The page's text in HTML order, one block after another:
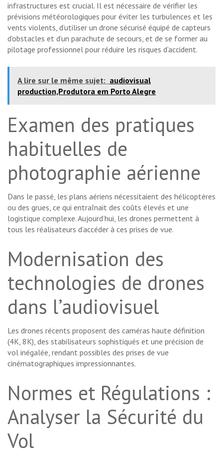
infrastructures est crucial. Il est nécessaire de vérifier les
prévisions météorologiques pour éviter les turbulences et les
vents violents, d’utiliser un drone sécurisé équipé de capteurs
d’obstacles et d’un parachute de secours, et de se former au
pilotage professionnel pour réduire les risques d’accident.
A lire sur le même sujet: audiovisual
production,Produtora em Porto Alegre
Examen des pratiques
habituelles de
photographie aérienne
Dans le passé, les plans aériens nécessitaient des hélicoptères
ou des grues, ce qui entraînait des coûts élevés et une
logistique complexe. Aujourd’hui, les drones permettent à
tous les réalisateurs d’accéder à ces prises de vue.
Modernisation des
technologies de drones
dans l’audiovisuel
Les drones récents proposent des caméras haute définition
(4K, 8K), des stabilisateurs sophistiqués et une précision de
vol inégalée, rendant possibles des prises de vue
cinématographiques impressionnantes.
Normes et Régulations :
Analyser la Sécurité du
Vol